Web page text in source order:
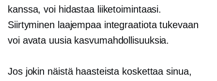
kanssa, voi hidastaa liiketoimintaasi.
Siirtyminen laajempaa integraatiota tukevaan
voi avata uusia kasvumahdollisuuksia.
Jos jokin näistä haasteista koskettaa sinua,